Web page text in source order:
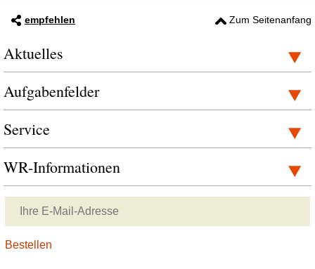
empfehlen Zum Seitenanfang
Aktuelles
Aufgabenfelder
Service
WR-Informationen